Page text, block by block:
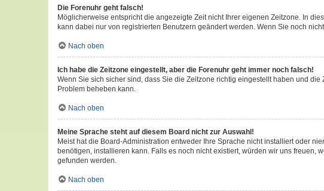
Die Forenuhr geht falsch!
Möglicherweise entspricht die angezeigte Zeit nicht Ihrer eigenen Zeitzone. In
kann dabei nur von registrierten Benutzern geändert werden. Wenn Sie noch
Nach oben
Ich habe die Zeitzone eingestellt, aber die Forenuhr geht immer noch falsch!
Wenn Sie sich sicher sind, dass Sie die Zeitzone richtig eingestellt haben und
Problem beheben kann.
Nach oben
Meine Sprache steht auf diesem Board nicht zur Auswahl!
Meist hat die Board-Administration entweder Ihre Sprache nicht installiert oder
benötigen, installieren kann. Falls es noch nicht existiert, würden wir uns freuen,
gefunden werden.
Nach oben